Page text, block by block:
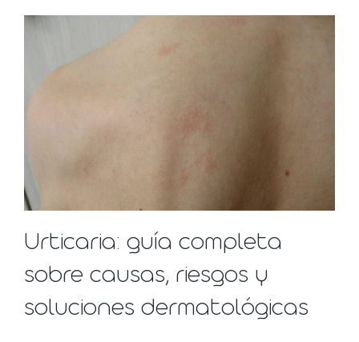
Urticaria: guía completa
sobre causas, riesgos y
soluciones dermatológicas